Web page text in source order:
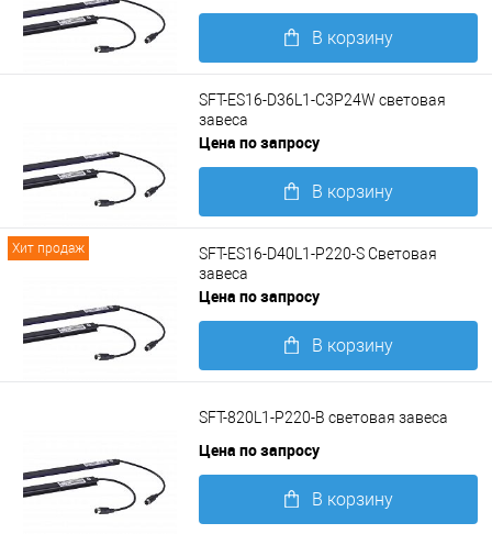
В корзину
Подробнее
SFT-ES16-D36L1-C3P24W световая
завеса
Цена по запросу
В корзину
Подробнее
Хит продаж
SFT-ES16-D40L1-P220-S Световая
завеса
Цена по запросу
В корзину
SFT-820L1-P220-B световая завеса
Цена по запросу
В корзину